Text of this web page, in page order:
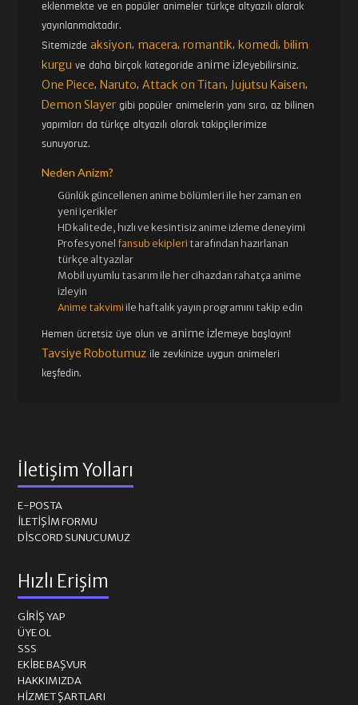
eklenmekte ve en popüler animeler türkçe altyazılı olarak
yayınlanmaktadır.
Sitemizdeaksiyon, macera,romantik, komedi, bilim
kurgu ve daha birçok kategoride anime izleyebilirsiniz.
One Piece, Naruto,Attack on Titan, Jujutsu Kaisen,
Demon Slayer gibi popüler animelerin yanı sıra, az bilinen
yapımları da türkçe altyazılı olarak takipçilerimize
sunuyoruz.
Neden Anizm?
Günlük güncellenen anime bölümleri ile her zaman en
yeni içerikler
HD kalitede, hızlı ve kesintisiz anime izleme deneyimi
Profesyonelfansub ekipleri tarafından hazırlanan
türkçe altyazılar
Mobil uyumlu tasarım ile her cihazdan rahatça anime
izleyin
Anime takvimi ile haftalık yayın programını takip edin
Hemen ücretsiz üye olun ve anime izlemeye başlayın!
Tavsiye Robotumuz ile zevkinize uygun animeleri
keşfedin.
İletişim Yolları
E-POSTA
İLETIŞIM FORMU
DISCORD SUNUCUMUZ
Hızlı Erişim
GIRIŞ YAP
ÜYE OL
SSS
EKIBE BAŞVUR
HAKKIMIZDA
HIZMET ŞARTLARI